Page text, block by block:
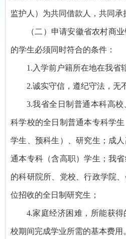
监护人）为共同借款人，共同承
（二）申请安徽省农村商
的学生必须同时符合的条件：
1.入学前户籍所在地在我省
2.诚实守信，遵纪守法，无
3.我省全日制普通本科高
科学校的全日制普通本专科学
学生、预科生）、研究生；成
通本专科（含高职）学生；我
的科研院所、党校、行政学院
位招收的全日制研究生；
4.家庭经济困难，所能获
校期间完成学业所需的基本费用